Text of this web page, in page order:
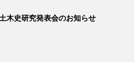
木史研究発表会のお知らせ